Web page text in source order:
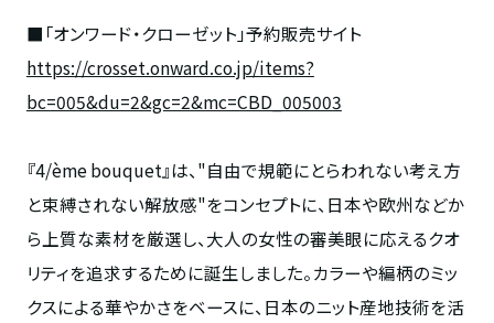
■「オンワード・クローゼット」予約販売サイト
https://crosset.onward.co.jp/items?
bc=005&du=2&gc=2&mc=CBD_005003
『4/ème bouquet』は、"自由で規範にとらわれない考え方
と束縛されない解放感"をコンセプトに、日本や欧州などか
ら上質な素材を厳選し、大人の女性の審美眼に応えるクオ
リティを追求するために誕生しました。カラーや編柄のミッ
クスによる華やかさをベースに、日本のニット産地技術を活